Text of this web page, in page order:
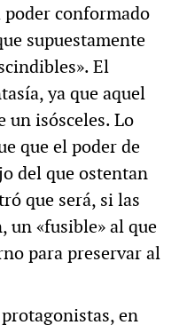
conformado
supuestamente
El
ya que aquel
isósceles. Lo
que el poder de
del que ostentan
que será, si las
un «fusible» al que
para preservar al
en